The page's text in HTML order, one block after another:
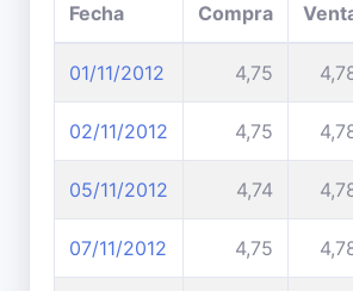
Fecha Compra
01/11/2012 4,75
02/11/2012 4,75
05/11/2012 4,74
07/11/2012 4,75